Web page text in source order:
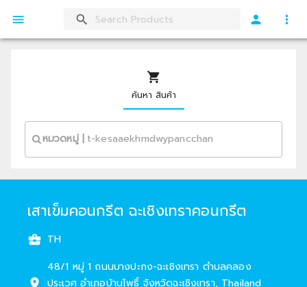
ค้นหา สินค้า
หมวดหมู่|
เสาเข็มคอนกรีต ฉะเชิงเทราคอนกรีต
TH
48/1 หมู่ 1 ถนนบางปะกง-ฉะเชิงเทรา ตำบลคลอง
ประเวศ อำเภอบ้านโพธิ์ จังหวัดฉะเชิงเทรา, Thailand